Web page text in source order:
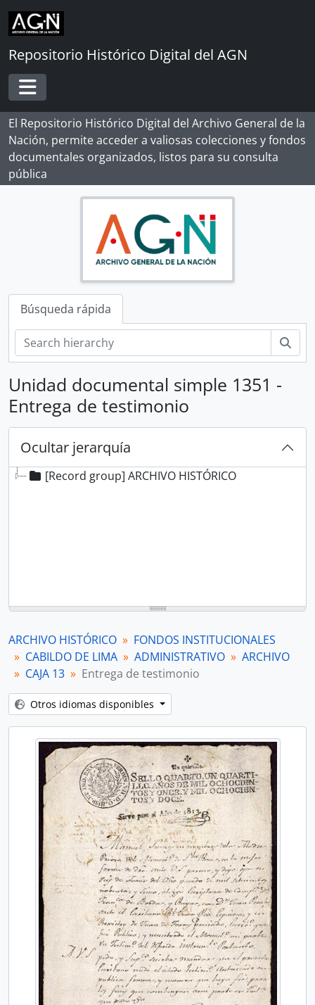
Skip to main content
Repositorio Histórico Digital del AGN
Toggle navigation
El Repositorio Histórico Digital del Archivo General de la
Nación, permite acceder a valiosas colecciones y fondos
documentales organizados, listos para su consulta
pública
Búsqueda rápida
Unidad documental simple 1351 -
Entrega de testimonio
Ocultar jerarquía
[Record group] ARCHIVO HISTÓRICO
ARCHIVO HISTÓRICO
FONDOS INSTITUCIONALES
CABILDO DE LIMA
ADMINISTRATIVO
ARCHIVO
CAJA 13
Entrega de testimonio
Otros idiomas disponibles